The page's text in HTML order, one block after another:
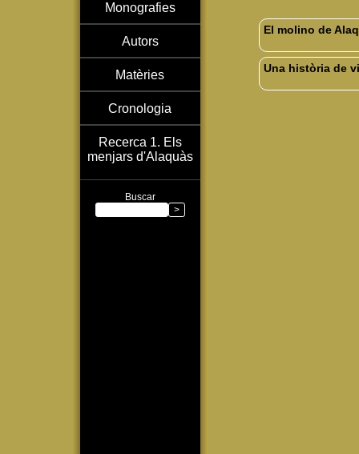
Monografies
Autors
Matèries
Cronologia
Recerca 1. Els
menjars d'Alaquàs
Buscar
El molino de
Una història de